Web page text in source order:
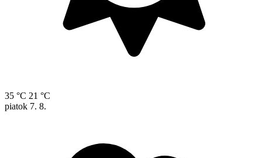
35 °C 21 °C
piatok 7. 8.